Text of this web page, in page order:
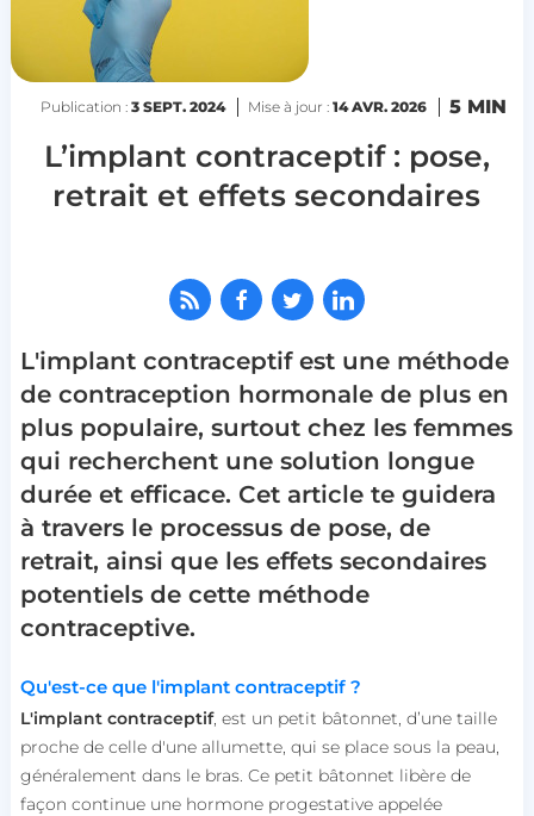
Publication : 3 SEPT. 2024 Mise à jour : 14 AVR. 2026 5 MIN
L’implant contraceptif : pose,
retrait et effets secondaires
L'implant contraceptif est une méthode
de contraception hormonale de plus en
plus populaire, surtout chez les femmes
qui recherchent une solution longue
durée et efficace. Cet article te guidera
à travers le processus de pose, de
retrait, ainsi que les effets secondaires
potentiels de cette méthode
contraceptive.
Qu'est-ce que l'implant contraceptif ?
L'implant contraceptif, est un petit bâtonnet, d’une taille
proche de celle d'une allumette, qui se place sous la peau,
généralement dans le bras. Ce petit bâtonnet libère de
façon continue une hormone progestative appelée